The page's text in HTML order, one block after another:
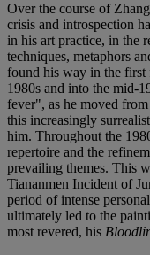
Over the course of
crisis and introspection
in his art practice, in the
techniques, metaphors
found his way in the first
1980s and into the mid-
fever", as he moved
this increasingly
him. Throughout the
repertoire and the
prevailing themes. This
Tiananmen Incident of
period of intense
ultimately led to the
most revered, his